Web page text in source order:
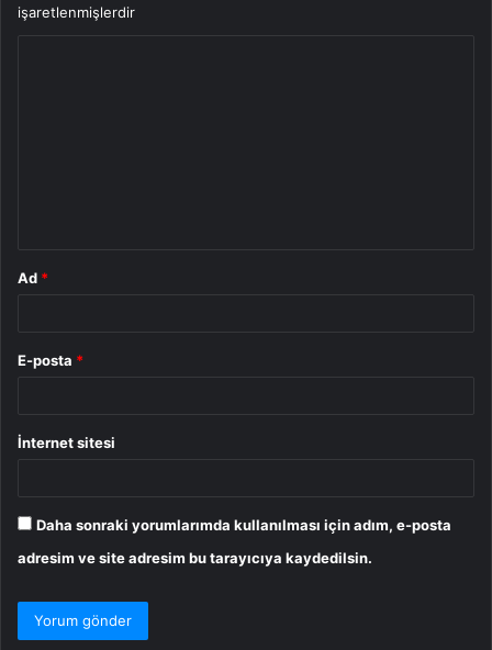
işaretlenmişlerdir
Ad *
E-posta *
İnternet sitesi
Daha sonraki yorumlarımda kullanılması için adım, e-posta
adresim ve site adresim bu tarayıcıya kaydedilsin.